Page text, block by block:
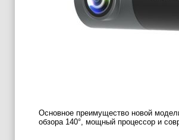
Основное преимущество новой
обзора 140°, мощный процессор и